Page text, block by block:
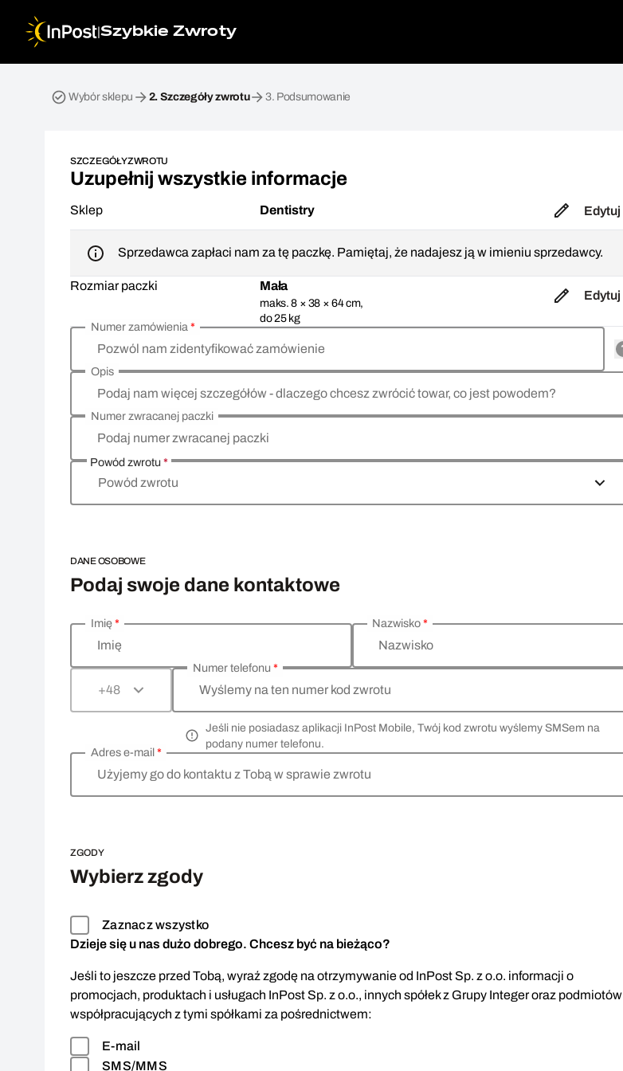
|Szybkie Zwroty
Wybór sklepu 2. Szczegóły zwrotu 3. Podsumowanie
SZCZEGÓŁY ZWROTU
Uzupełnij wszystkie informacje
Sklep Dentistry Edytuj
Sprzedawca zapłaci nam za tę paczkę. Pamiętaj, że nadajesz ją w imieniu sprzedawcy.
Rozmiar paczki Mała
maks. 8 × 38 × 64 cm,
do 25 kg
Edytuj
Pozwól nam zidentyfikować zamówienie
Numer zamówienia*
Podaj nam więcej szczegółów - dlaczego chcesz zwrócić towar, co jest powodem?
Opis
Podaj numer zwracanej paczki
Numer zwracanej paczki
Powód zwrotu*
Powód zwrotu
DANE OSOBOWE
Podaj swoje dane kontaktowe
Wprowadź swoje dane osobowe
Imię
Imię*
Nazwisko
Nazwisko*
+48 Wyślemy na ten numer kod zwrotu
Numer telefonu *
Jeśli nie posiadasz aplikacji InPost Mobile, Twój kod zwrotu wyślemy SMSem na
podany numer telefonu.
Użyjemy go do kontaktu z Tobą w sprawie zwrotu
Adres e-mail *
ZGODY
Wybierz zgody
Zaznacz wszystko
Dzieje się u nas dużo dobrego. Chcesz być na bieżąco?
Jeśli to jeszcze przed Tobą, wyraź zgodę na otrzymywanie od InPost Sp. z o.o. informacji o
promocjach, produktach i usługach InPost Sp. z o.o., innych spółek z Grupy Integer oraz podmiotów
współpracujących z tymi spółkami za pośrednictwem:
E-mail
SMS/MMS